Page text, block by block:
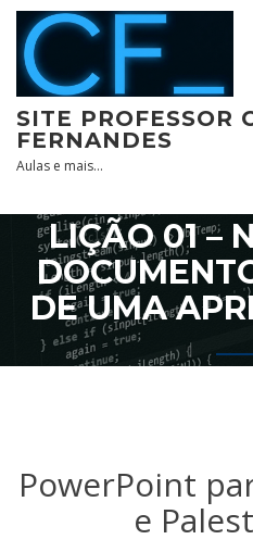
Skip
content
SITE PROFESSOR
FERNANDES
Aulas e mais…
LIÇÃO 01 –
DE UMA
PowerPoint
e